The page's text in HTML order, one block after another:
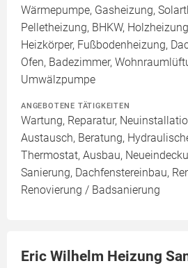
Wärmepumpe, Gasheizung,
Pelletheizung, BHKW,
Heizkörper, Fußbodenheizung,
Ofen, Badezimmer,
Umwälzpumpe
ANGEBOTENE TÄTIGKEITEN
Wartung, Reparatur,
Austausch, Beratung,
Thermostat, Ausbau,
Sanierung, Dachfenstereinbau,
Renovierung / Badsanierung
Eric Wilhelm Heizung